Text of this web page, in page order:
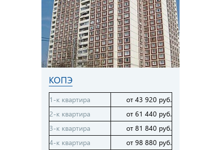
КОПЭ
1-к квартира
от 43 920 руб.
2-к квартира
от 61 440 руб.
3-к квартира
от 81 840 руб.
4-к квартира
от 98 880 руб.